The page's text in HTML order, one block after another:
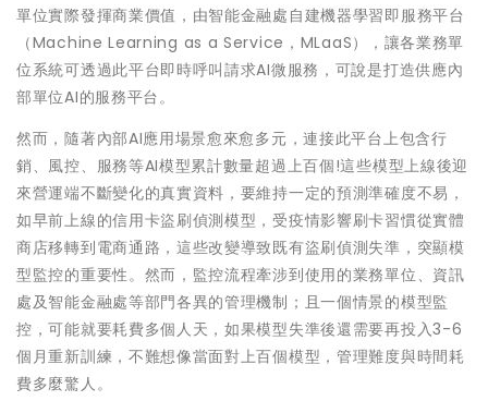
單位實際發揮商業價值，由智能金融處自建機器學習即服務平台
（Machine Learning as a Service，MLaaS），讓各業務單
位系統可透過此平台即時呼叫請求AI微服務，可說是打造供應內
部單位AI的服務平台。
然而，隨著內部AI應用場景愈來愈多元，連接此平台上包含行
銷、風控、服務等AI模型累計數量超過上百個!這些模型上線後迎
來營運端不斷變化的真實資料，要維持一定的預測準確度不易，
如早前上線的信用卡盜刷偵測模型，受疫情影響刷卡習慣從實體
商店移轉到電商通路，這些改變導致既有盜刷偵測失準，突顯模
型監控的重要性。然而，監控流程牽涉到使用的業務單位、資訊
處及智能金融處等部門各異的管理機制；且一個情景的模型監
控，可能就要耗費多個人天，如果模型失準後還需要再投入3-6
個月重新訓練，不難想像當面對上百個模型，管理難度與時間耗
費多麼驚人。